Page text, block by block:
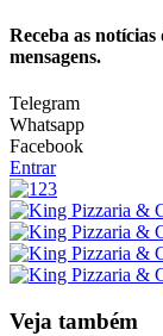
Receba as
mensagens.
Telegram
Whatsapp
Facebook
Entrar
Veja também